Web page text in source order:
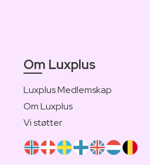
Om Luxplus
Luxplus Medlemskap
Om Luxplus
Vi støtter